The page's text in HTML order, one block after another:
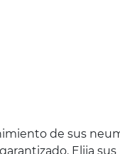
de sus
Elija sus